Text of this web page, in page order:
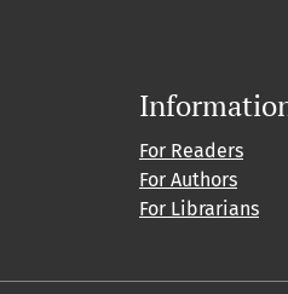
For Readers
For Authors
For Librarians